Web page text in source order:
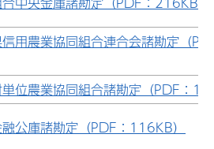
用農業協同組合連合会諸勘定（
位農業協同組合諸勘定（PDF：
公庫諸勘定（PDF：116KB）